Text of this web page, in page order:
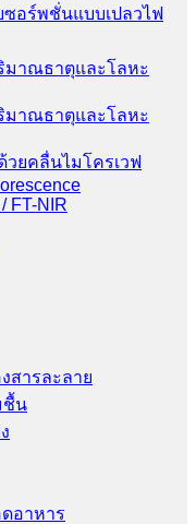
อร์พชั่นแบบเปลวไฟ
มาณธาตุและโลหะ
มาณธาตุและโลหะ
วยคลื่นไมโครเวฟ
FT-NIR
สารละลาย
ชื้น
อาหาร